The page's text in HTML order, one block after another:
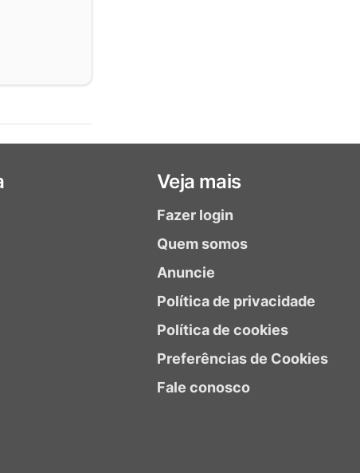
Veja mais
Fazer login
Quem somos
Anuncie
Política de privacidade
Política de cookies
Preferências de Cookies
Fale conosco